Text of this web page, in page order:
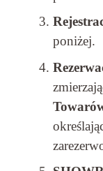
poniżej.